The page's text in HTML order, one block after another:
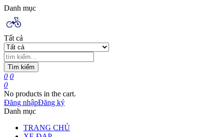
Danh mục
Tất cả
Tìm kiếm
0 0
0
No products in the cart.
Đăng nhậpĐăng ký
Danh mục
TRANG CHỦ